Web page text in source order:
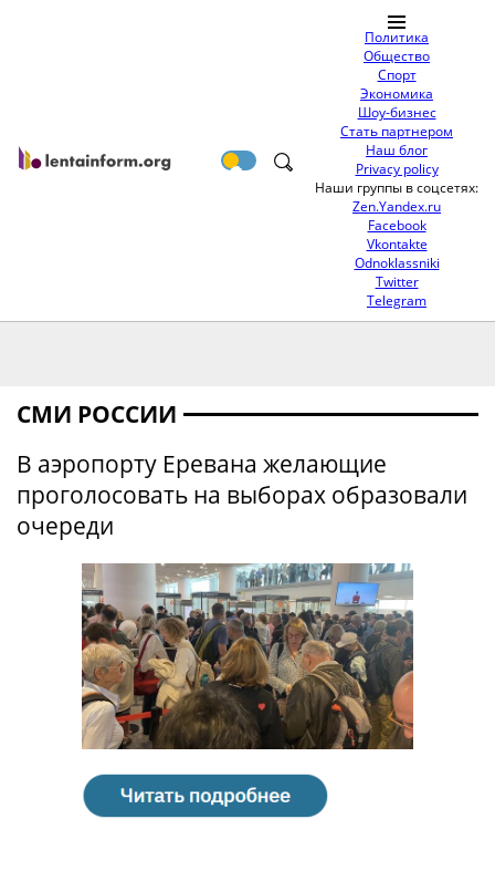
Политика
Общество
Спорт
Экономика
Шоу-бизнес
Стать партнером
Наш блог
Privacy policy
Наши группы в соцсетях:
Zen.Yandex.ru
Facebook
Vkontakte
Odnoklassniki
Twitter
Telegram
СМИ РОССИИ
В аэропорту Еревана желающие
проголосовать на выборах образовали
очереди